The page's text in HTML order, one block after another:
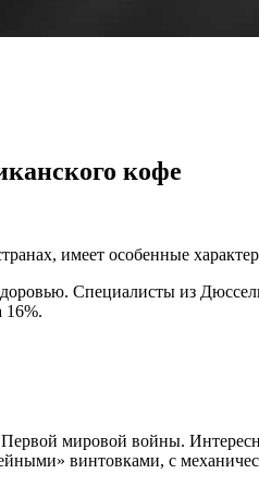
кофе
имеет особенные
Специалисты из
16%.
мировой войны.
винтовками, с